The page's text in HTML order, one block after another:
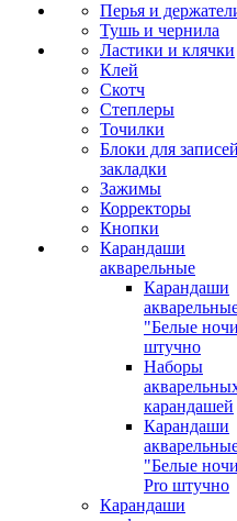
Перья и
Тушь и чернила
Ластики и клячки
Клей
Скотч
Степлеры
Точилки
Блоки для
закладки
Зажимы
Корректоры
Кнопки
Карандаши
акварельные
Карандаши
"Белые
штучно
Наборы
карандашей
Карандаши
"Белые
Pro штучно
Карандаши